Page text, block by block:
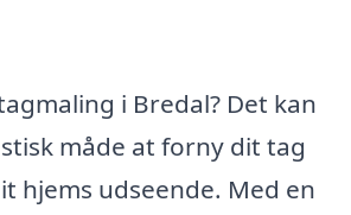
i Bredal? Det kan
måde at forny dit tag
hjems udseende. Med en